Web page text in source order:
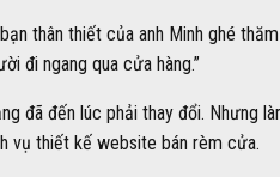
thân thiết của anh Minh ghé
đi ngang qua cửa hàng.”
đã đến lúc phải thay đổi. Nhưng
vụ thiết kế website bán rèm cửa.